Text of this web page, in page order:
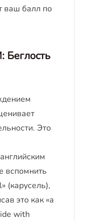
ваш балл по
Это
вспомнить
(карусель),
это как «a
with